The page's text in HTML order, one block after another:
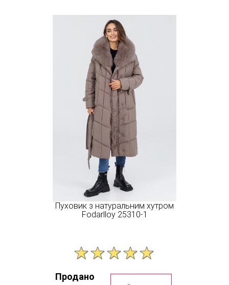
Пуховик з натуральним хутром
Fodarlloy 25310-1
Продано